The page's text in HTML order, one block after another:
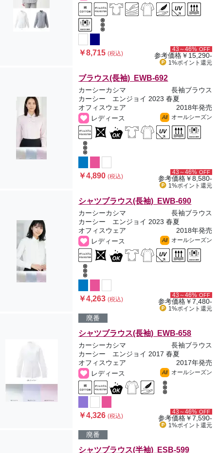
￥8,715(税込)
43～46% OFF
参考価格￥15,290-
1%ポイント 還元
ブラウス(長袖) EWB-692
カーシーカシマ
長袖ブラウス
カーシー エンジョイ 2023 春夏
オフィスウェア
2018年発売
レディース
All オールシーズン
￥4,890(税込)
43～46% OFF
参考価格￥8,580-
1%ポイント 還元
シャツブラウス(長袖) EWB-690
カーシーカシマ
長袖ブラウス
カーシー エンジョイ 2023 春夏
オフィスウェア
2018年発売
レディース
All オールシーズン
￥4,263(税込)
43～46% OFF
参考価格￥7,480-
1%ポイント 還元
廃番
シャツブラウス(長袖) EWB-658
カーシーカシマ
長袖ブラウス
カーシー エンジョイ 2017 春夏
オフィスウェア
2017年発売
レディース
All オールシーズン
￥4,326(税込)
43～46% OFF
参考価格￥7,590-
1%ポイント 還元
廃番
シャツブラウス(半袖) ESB-599